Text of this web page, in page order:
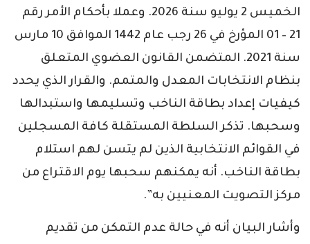
الخميس 2 يوليو سنة 2026. وعملا بأحكام الأمر رقم
21 – 01 المؤرخ في 26 رجب عام 1442 الموافق 10 مارس
سنة 2021. المتضمن القانون العضوي المتعلق
بنظام الانتخابات المعدل والمتمم. والقرار الذي يحدد
كيفيات إعداد بطاقة الناخب وتسليمها واستبدالها
وسحبها. تذكر السلطة المستقلة كافة المسجلين
في القوائم الانتخابية الذين لم يتسن لهم استلام
بطاقة الناخب. أنه يمكنهم سحبها يوم الاقتراع من
مركز التصويت المعنيين به”.
وأشار البيان أنه في حالة عدم التمكن من تقديم